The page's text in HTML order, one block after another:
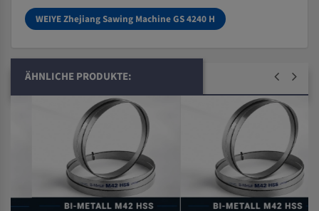
WEIYE Zhejiang Sawing Machine GS 4240 H
ÄHNLICHE PRODUKTE: